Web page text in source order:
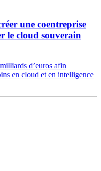
une coentreprise
le cloud souverain
d’euros afin
en cloud et en intelligence